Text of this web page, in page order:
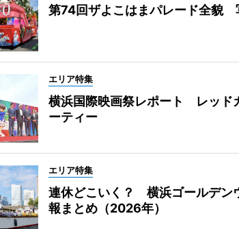
第74回ザよこはまパレード全貌
エリア特集
横浜国際映画祭レポート レッド
ーティー
エリア特集
連休どこいく？ 横浜ゴールデン
報まとめ（2026年）